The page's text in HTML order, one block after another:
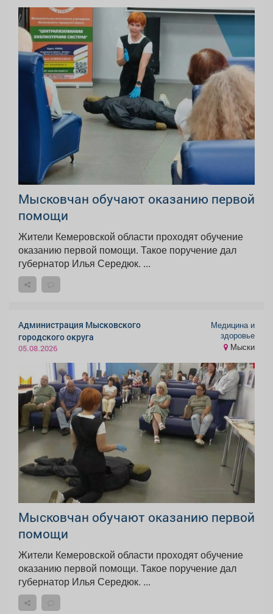
Мысковчан обучают оказанию первой
помощи
Жители Кемеровской области проходят обучение
оказанию первой помощи. Такое поручение дал
губернатор Илья Середюк. ...
Администрация Мысковского
городского округа
05.08.2026
Медицина и
здоровье
Мыски
Мысковчан обучают оказанию первой
помощи
Жители Кемеровской области проходят обучение
оказанию первой помощи. Такое поручение дал
губернатор Илья Середюк. ...